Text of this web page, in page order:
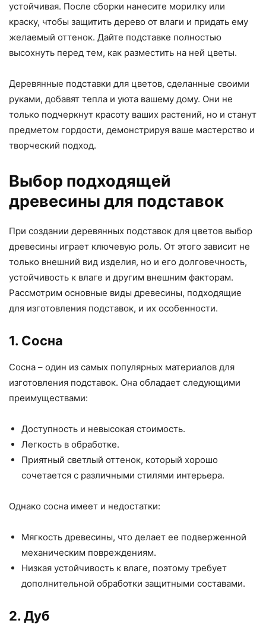
устойчивая. После сборки нанесите морилку или
краску, чтобы защитить дерево от влаги и придать ему
желаемый оттенок. Дайте подставке полностью
высохнуть перед тем, как разместить на ней цветы.
Деревянные подставки для цветов, сделанные своими
руками, добавят тепла и уюта вашему дому. Они не
только подчеркнут красоту ваших растений, но и станут
предметом гордости, демонстрируя ваше мастерство и
творческий подход.
Выбор подходящей
древесины для подставок
При создании деревянных подставок для цветов выбор
древесины играет ключевую роль. От этого зависит не
только внешний вид изделия, но и его долговечность,
устойчивость к влаге и другим внешним факторам.
Рассмотрим основные виды древесины, подходящие
для изготовления подставок, и их особенности.
1. Сосна
Сосна – один из самых популярных материалов для
изготовления подставок. Она обладает следующими
преимуществами:
Доступность и невысокая стоимость.
Легкость в обработке.
Приятный светлый оттенок, который хорошо
сочетается с различными стилями интерьера.
Однако сосна имеет и недостатки:
Мягкость древесины, что делает ее подверженной
механическим повреждениям.
Низкая устойчивость к влаге, поэтому требует
дополнительной обработки защитными составами.
2. Дуб